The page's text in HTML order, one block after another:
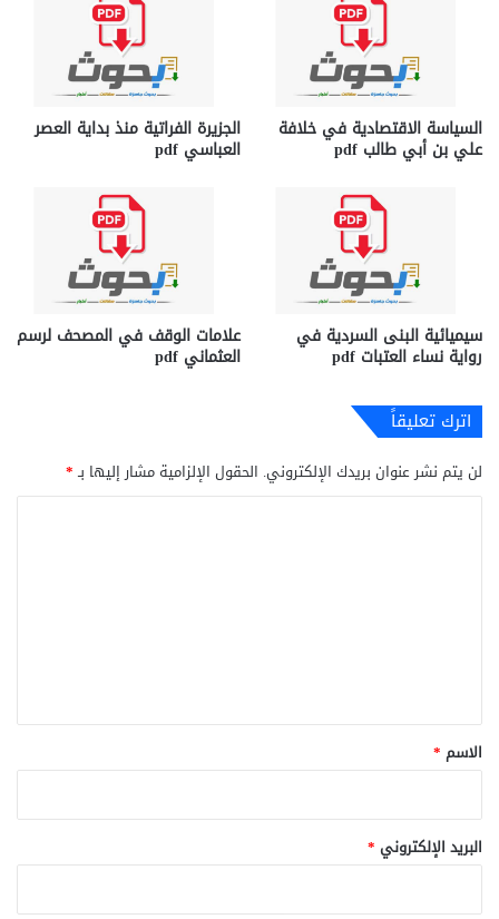
السياسة الاقتصادية في خلافة
علي بن أبي طالب pdf
الجزيرة الفراتية منذ بداية العصر
العباسي pdf
سيميائية البنى السردية في
رواية نساء العتبات pdf
علامات الوقف في المصحف لرسم
العثماني pdf
اترك تعليقاً
لن يتم نشر عنوان بريدك الإلكتروني. الحقول الإلزامية مشار إليها بـ*
*
الاسم *
البريد الإلكتروني *